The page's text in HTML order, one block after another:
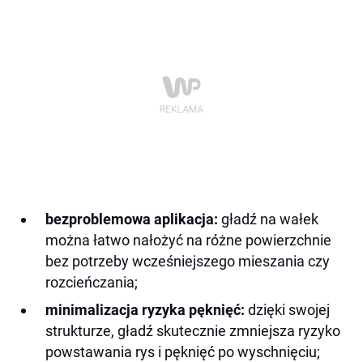
bezproblemowa aplikacja: gładź na wałek
można łatwo nałożyć na różne powierzchnie
bez potrzeby wcześniejszego mieszania czy
rozcieńczania;
minimalizacja ryzyka pęknięć: dzięki swojej
strukturze, gładź skutecznie zmniejsza ryzyko
powstawania rys i pęknięć po wyschnięciu;